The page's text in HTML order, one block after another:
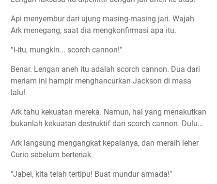
Api menyembur dari ujung masing-masing jari. Wajah
Ark menegang, saat dia mengkonfirmasi apa itu.
“I-itu, mungkin... scorch cannon!"
Benar. Lengan aneh itu adalah scorch cannon. Dua dari
meriam ini hampir menghancurkan Jackson di masa
lalu!
Ark tahu kekuatan mereka. Namun, hal yang menakutkan
bukanlah kekuatan destruktif dari scorch cannon. Dulu…
Ark langsung mengangkat kepalanya, dan meraih leher
Curio sebelum berteriak.
"Jabel, kita telah tertipu! Buat mundur armada!"